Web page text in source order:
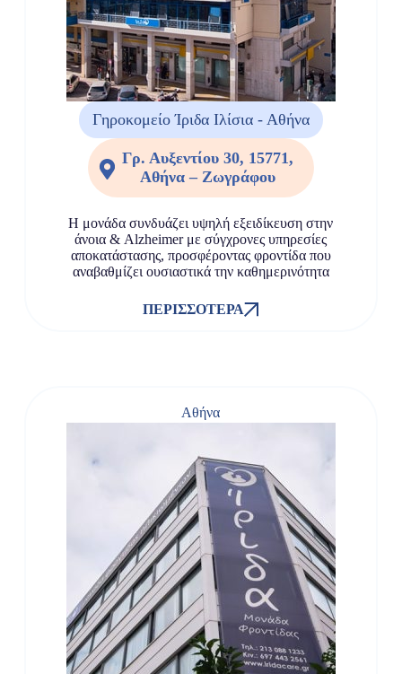
Γηροκομείο Ίριδα Ιλίσια - Αθήνα
Γρ. Αυξεντίου 30, 15771,
Αθήνα – Ζωγράφου
Η μονάδα συνδυάζει υψηλή εξειδίκευση στην
άνοια & Alzheimer με σύγχρονες υπηρεσίες
αποκατάστασης, προσφέροντας φροντίδα που
αναβαθμίζει ουσιαστικά την καθημερινότητα
ΠΕΡΙΣΣΌΤΕΡΑ
Αθήνα